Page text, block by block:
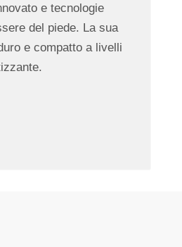
e tecnologie
del piede. La sua
e compatto a livelli